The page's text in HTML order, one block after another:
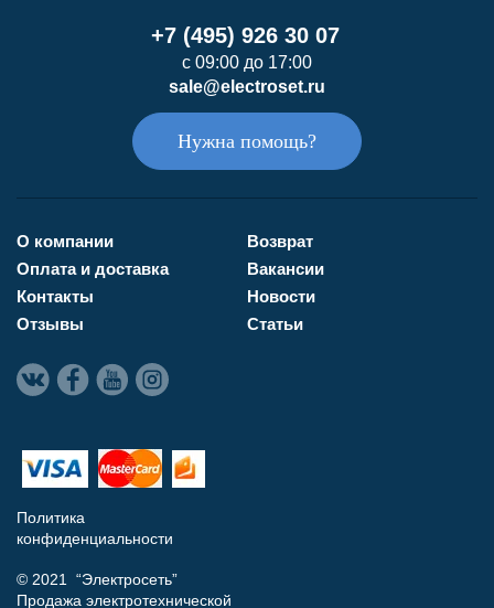
+7 (495) 926 30 07
с 09:00 до 17:00
sale@electroset.ru
Нужна помощь?
О компании
Оплата и доставка
Контакты
Отзывы
Возврат
Вакансии
Новости
Статьи
Политика
конфиденциальности
© 2021 “Электросеть”
Продажа электротехнической